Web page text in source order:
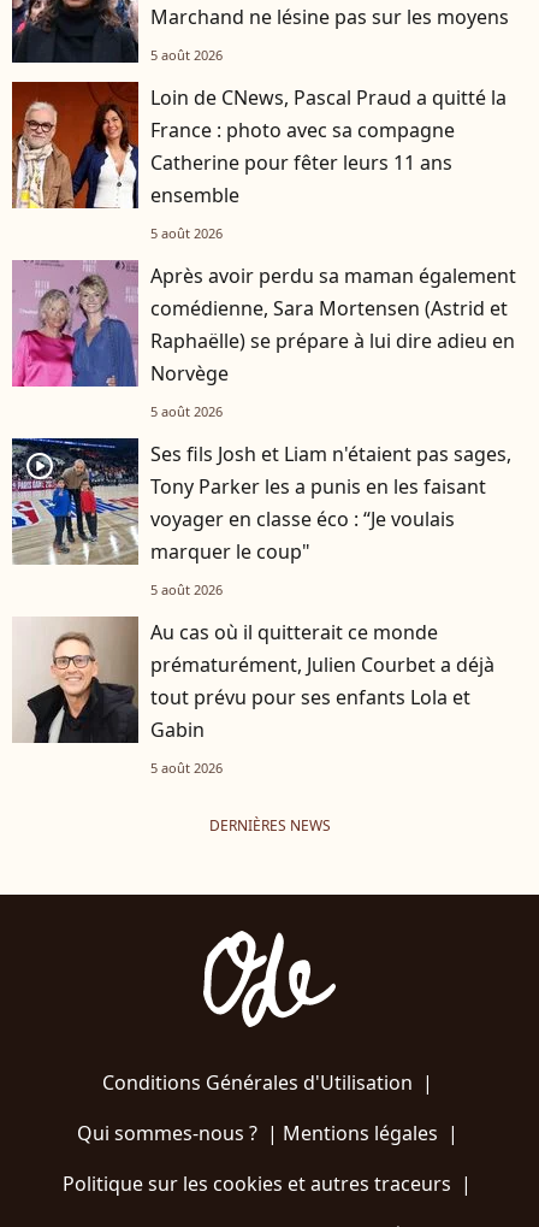
Marchand ne lésine pas sur les moyens
5 août 2026
Loin de CNews, Pascal Praud a quitté la
France : photo avec sa compagne
Catherine pour fêter leurs 11 ans
ensemble
5 août 2026
Après avoir perdu sa maman également
comédienne, Sara Mortensen (Astrid et
Raphaëlle) se prépare à lui dire adieu en
Norvège
5 août 2026
player2
Ses fils Josh et Liam n'étaient pas sages,
Tony Parker les a punis en les faisant
voyager en classe éco : “Je voulais
marquer le coup"
5 août 2026
Au cas où il quitterait ce monde
prématurément, Julien Courbet a déjà
tout prévu pour ses enfants Lola et
Gabin
5 août 2026
DERNIÈRES NEWS
Conditions Générales d'Utilisation |
Qui sommes-nous ?| Mentions légales |
Politique sur les cookies et autres traceurs |